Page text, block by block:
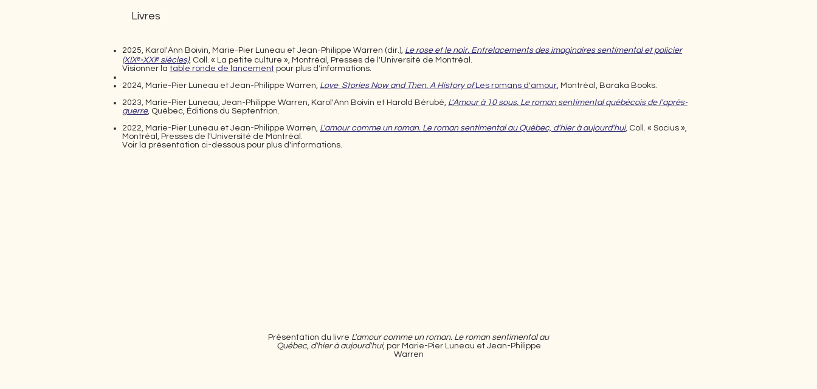
Livres
2025, Karol'Ann Boivin, Marie-Pier Luneau et Jean-Philippe Warren (dir.), Le rose et le noir. Entrelacements des imaginaires sentimental et policier
(XIXᵉ-XXIᵉ siècles), Coll. « La petite culture », Montréal, Presses de l'Université de Montréal.
Visionner la table ronde de lancement pour plus d'informations.
2024, Marie-Pier Luneau et Jean-Philippe Warren, Love Stories Now and Then. A History of Les romans d'amour, Montréal, Baraka Books.
2023, Marie-Pier Luneau, Jean-Philippe Warren, Karol'Ann Boivin et Harold Bérubé, L'Amour à 10 sous. Le roman sentimental québécois de l'après-
guerre, Québec, Éditions du Septentrion.
2022, Marie-Pier Luneau et Jean-Philippe Warren, L'amour comme un roman. Le roman sentimental au Québec, d'hier à aujourd'hui, Coll. « Socius »,
Montréal, Presses de l'Université de Montréal.
Voir la présentation ci-dessous pour plus d'informations.
Présentation ​du livre L'amour comme un roman. Le roman sentimental au
Québec, d'hier à aujourd'hui, par Marie-Pier Luneau et Jean-Philippe
Warren